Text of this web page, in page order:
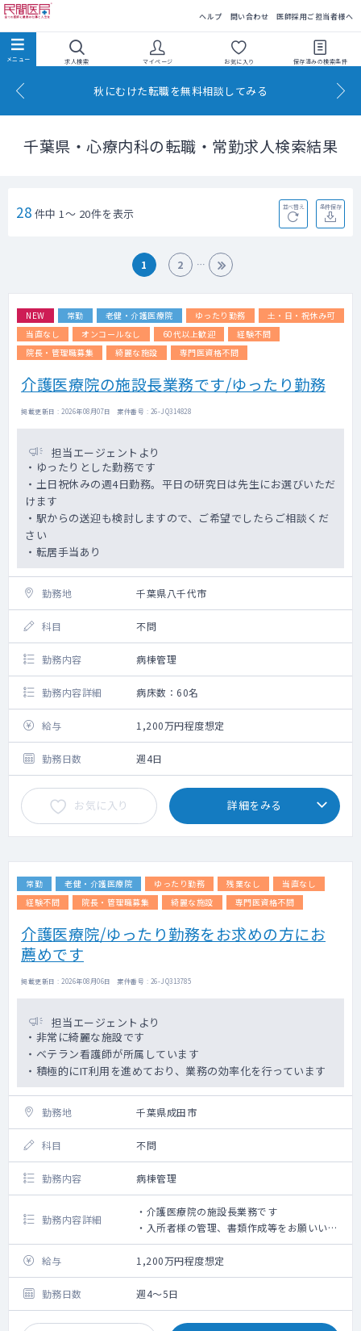
ヘルプ 問い合わせ 医師採用ご担当者様へ
求人検索 マイページ お気に入り 保存済みの検索条件
秋にむけた転職を無料相談してみる
千葉県・心療内科の転職・常勤求人検索結果
28 件中 1～ 20件を表示 並べ替え 条件保存
1 2
NEW 常勤 老健・介護医療院 ゆったり勤務
土・日・祝休み可
当直なし
オンコールなし 60代以上歓迎
経験不問
院長・管理職募集
綺麗な施設 専門医資格不問
介護医療院の施設長業務です/ゆったり勤務
掲載更新日 : 2026年08月07日 案件番号 : 26-JQ314828
担当エージェントより
・ゆったりとした勤務です
・土日祝休みの週4日勤務。平日の研究日は先生にお選びいただ
けます
・駅からの送迎も検討しますので、ご希望でしたらご相談くだ
さい
・転居手当あり
勤務地 千葉県八千代市
科目 不問
勤務内容 病棟管理
勤務内容詳細 病床数：60名
給与 1,200万円程度想定
勤務日数 週4日
お気に入り 詳細をみる
常勤 老健・介護医療院 ゆったり勤務 残業なし
当直なし
経験不問
院長・管理職募集 綺麗な施設 専門医資格不問
介護医療院/ゆったり勤務をお求めの方にお
薦めです
掲載更新日 : 2026年08月06日 案件番号 : 26-JQ313785
担当エージェントより
・非常に綺麗な施設です
・ベテラン看護師が所属しています
・積極的にIT利用を進めており、業務の効率化を行っています
勤務地 千葉県成田市
科目 不問
勤務内容 病棟管理
勤務内容詳細
・介護医療院の施設長業務です
・入所者様の管理、書類作成等をお願いいた
します。
給与
1,200万円程度想定
勤務日数 週4～5日